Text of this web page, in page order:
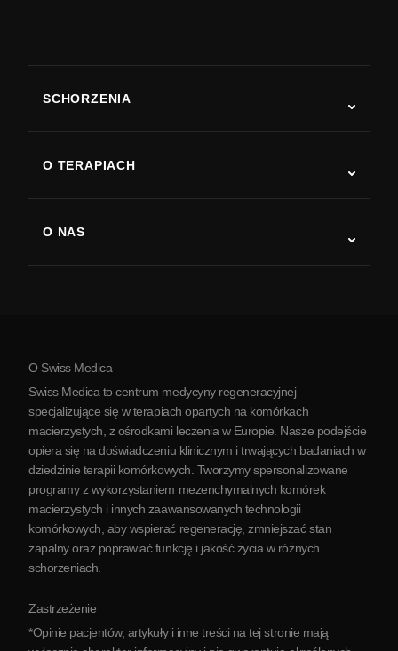
SCHORZENIA
Choroba Parkinsona
Zapalenie stawów
O TERAPIACH
O NAS
O Serbii
Partnerstwo
Skontaktuj się z nami
O Swiss Medica
Swiss Medica to centrum medycyny regeneracyjnej
specjalizujące się w terapiach opartych na komórkach
macierzystych, z ośrodkami leczenia w Europie. Nasze podejście
opiera się na doświadczeniu klinicznym i trwających badaniach w
dziedzinie terapii komórkowych. Tworzymy spersonalizowane
programy z wykorzystaniem mezenchymalnych komórek
macierzystych i innych zaawansowanych technologii
komórkowych, aby wspierać regenerację, zmniejszać stan
zapalny oraz poprawiać funkcję i jakość życia w różnych
schorzeniach.
Zastrzeżenie
*Opinie pacjentów, artykuły i inne treści na tej stronie mają